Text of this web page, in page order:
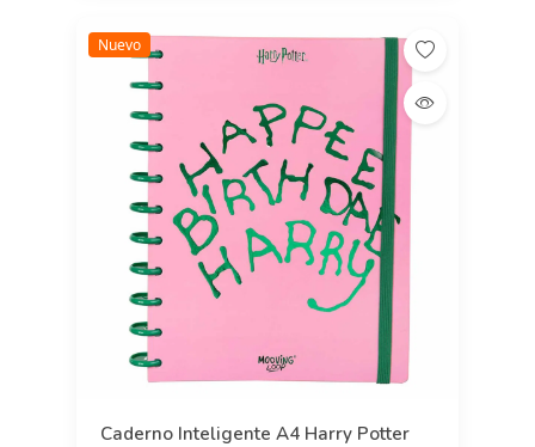
Nuevo
Caderno Inteligente A4 Harry Potter